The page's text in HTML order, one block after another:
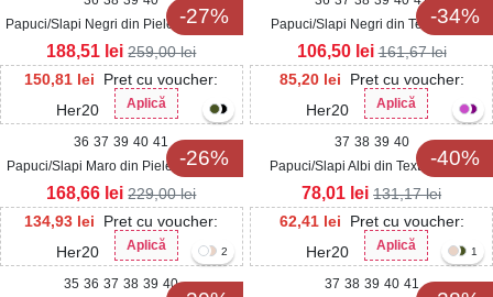
-27%
Papuci/Slapi Negri din Piele Ecologica
Intoarsa Sarais
150,81 lei
Pret cu voucher:
Her20
Aplică
188,51 lei 259,00lei
-34%
Papuci/Slapi Negri din Textil Eliza
85,20 lei
Pret cu voucher:
Her20
Aplică
106,50 lei 161,67lei
-26%
36 37 39 40 41
Papuci/Slapi Maro din Piele Ecologica
Intoarsa Arzal
134,93 lei
Pret cu voucher:
Her20
Aplică
168,66 lei 229,00lei
-40%
37 38 39 40
Papuci/Slapi Albi din Textil Ravina
62,41 lei
Pret cu voucher:
Her20
Aplică
78,01 lei 131,17lei
2
35 36 37 38 39 40
1
37 38 39 40 41